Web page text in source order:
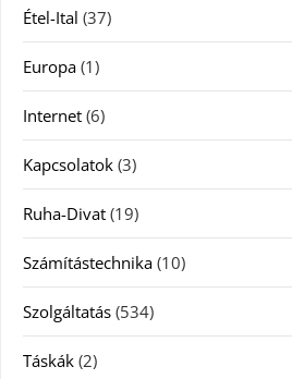
Étel-Ital (37)
Europa (1)
Internet (6)
Kapcsolatok (3)
Ruha-Divat (19)
Számítástechnika (10)
Szolgáltatás (534)
Táskák (2)